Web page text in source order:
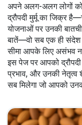
अपने अलग-अलग लोगों
द्रौपदी मुर्मू का जिक्र
योजनाओं पर उनकी
बातें—वो सब एक ही
सीमा आपके लिए असंभव
इस पेज पर आपको द्रौपदी
प्रभाव, और उनकी नेतृत्व
सब मिलेगा जो आपको